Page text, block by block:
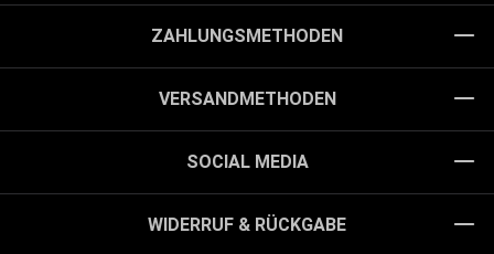
ZAHLUNGSMETHODEN
VERSANDMETHODEN
SOCIAL MEDIA
WIDERRUF & RÜCKGABE